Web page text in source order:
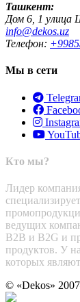
Ташкент:
Дом 6, 1 улица
info@dekos.uz
Телефон:
Мы в сети
Кто мы?
Лидер
ведущих
B2B и B2G и
продуктов. У
которых
© «Dekos»